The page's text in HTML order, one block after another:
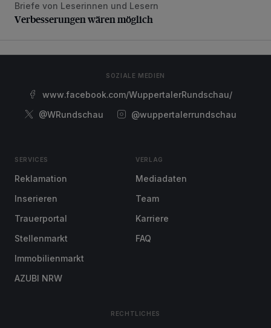
Verbesserungen wären möglich
Briefe von Leserinnen und Lesern
Verbesserungen wären möglich
SOZIALE MEDIEN
www.facebook.com/WuppertalerRundschau/
@WRundschau
@wuppertalerrundschau
SERVICES
Reklamation
Inserieren
Trauerportal
Stellenmarkt
Immobilienmarkt
AZUBI NRW
VERLAG
Mediadaten
Team
Karriere
FAQ
RECHTLICHES